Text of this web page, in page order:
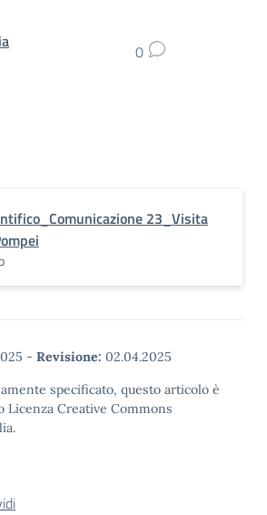
0
23_Visita
- Revisione: 02.04.2025
specificato, questo articolo è
Licenza Creative Commons